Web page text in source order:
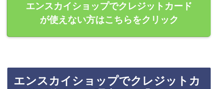
エンスカイショップでクレジットカード
が使えない方はこちらをクリック
エンスカイショップでクレジットカ